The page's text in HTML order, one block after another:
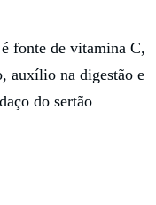
fonte de vitamina C,
auxílio na digestão e
do sertão